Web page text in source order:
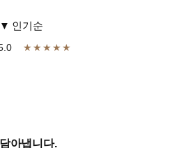
▼ 인기순
★★★★★
아냅니다.